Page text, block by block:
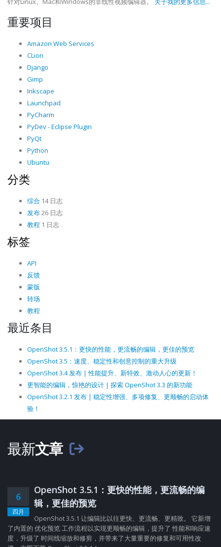
重要项目
Amazon Web Services
CLion
Django
Gimp
Inkscape
Launchpad
PyCharm
PyDev - Eclipse Plugin
PyQt
Python
Ubuntu
分类
综合 14 日志
发布26 日志
教程 1 日志
标签
API
反馈
蒙版
转场
教程
最近条目
OpenShot 3.5.1：更快的性能，更流畅的编辑，更佳的预览
OpenShot 3.5：速度、稳定性和创意控制的重大升级
OpenShot 3.4 发布 | 性能提升、新特效、激动人心的更新！
更智能的编辑，惊艳的设计 | 探索 OpenShot 3.3 的新功能
OpenShot 3.2.1 发布 | 稳定性增强、多项修复、更顺畅的启动体
验！
最新文章
6
四月
OpenShot 3.5.1：更快的性能，更流畅的编
辑，更佳的预览
OpenShot 3.5.1 让编辑比以往更快、更流畅、更精致。 它新增
了内置的 优化预览 工作流程以实现更顺畅的编辑，提升了 性能和响应速
度，升级了 时间线缩放和修剪，并带来了大量重要的修复和可用性改